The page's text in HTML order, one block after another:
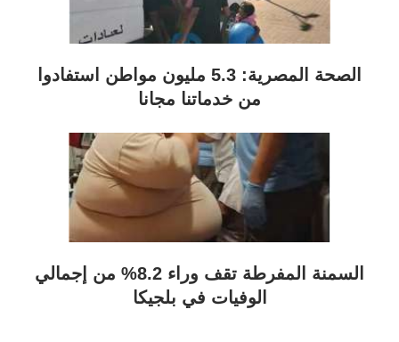
الصحة المصرية: 5.3 مليون مواطن استفادوا
من خدماتنا مجانا
السمنة المفرطة تقف وراء 8.2% من إجمالي
الوفيات في بلجيكا